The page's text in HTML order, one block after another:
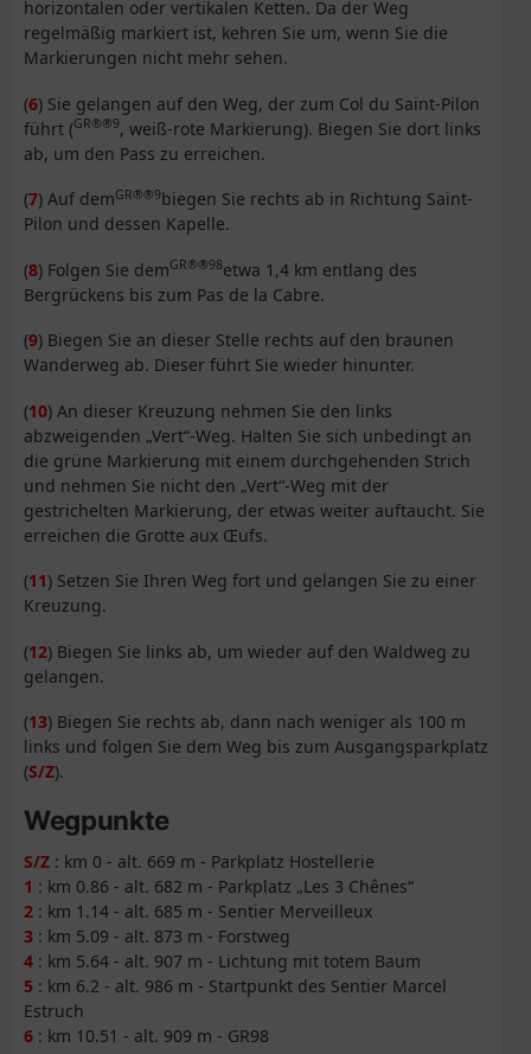
horizontalen oder vertikalen Ketten. Da der Weg
regelmäßig markiert ist, kehren Sie um, wenn Sie die
Markierungen nicht mehr sehen.
(6) Sie gelangen auf den Weg, der zum Col du Saint-Pilon
führt (GR®®9, weiß-rote Markierung). Biegen Sie dort links
ab, um den Pass zu erreichen.
(7) Auf demGR®®9biegen Sie rechts ab in Richtung Saint-
Pilon und dessen Kapelle.
(8) Folgen Sie demGR®®98etwa 1,4 km entlang des
Bergrückens bis zum Pas de la Cabre.
(9) Biegen Sie an dieser Stelle rechts auf den braunen
Wanderweg ab. Dieser führt Sie wieder hinunter.
(10) An dieser Kreuzung nehmen Sie den links
abzweigenden „Vert“-Weg. Halten Sie sich unbedingt an
die grüne Markierung mit einem durchgehenden Strich
und nehmen Sie nicht den „Vert“-Weg mit der
gestrichelten Markierung, der etwas weiter auftaucht. Sie
erreichen die Grotte aux Œufs.
(11) Setzen Sie Ihren Weg fort und gelangen Sie zu einer
Kreuzung.
(12) Biegen Sie links ab, um wieder auf den Waldweg zu
gelangen.
(13) Biegen Sie rechts ab, dann nach weniger als 100 m
links und folgen Sie dem Weg bis zum Ausgangsparkplatz
(S/Z).
Wegpunkte
S/Z : km 0 - alt. 669 m - Parkplatz Hostellerie
1 : km 0.86 - alt. 682 m - Parkplatz „Les 3 Chênes“
2 : km 1.14 - alt. 685 m - Sentier Merveilleux
3 : km 5.09 - alt. 873 m - Forstweg
4 : km 5.64 - alt. 907 m - Lichtung mit totem Baum
5 : km 6.2 - alt. 986 m - Startpunkt des Sentier Marcel
Estruch
6 : km 10.51 - alt. 909 m - GR98